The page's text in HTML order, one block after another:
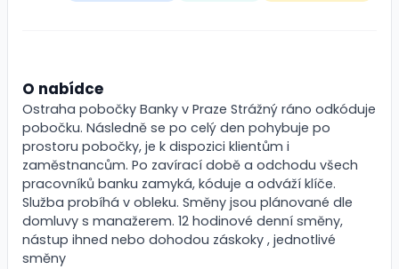
O nabídce
Ostraha pobočky Banky v Praze Strážný ráno odkóduje
pobočku. Následně se po celý den pohybuje po
prostoru pobočky, je k dispozici klientům i
zaměstnancům. Po zavírací době a odchodu všech
pracovníků banku zamyká, kóduje a odváží klíče.
Služba probíhá v obleku. Směny jsou plánované dle
domluvy s manažerem. 12 hodinové denní směny,
nástup ihned nebo dohodou záskoky , jednotlivé
směny